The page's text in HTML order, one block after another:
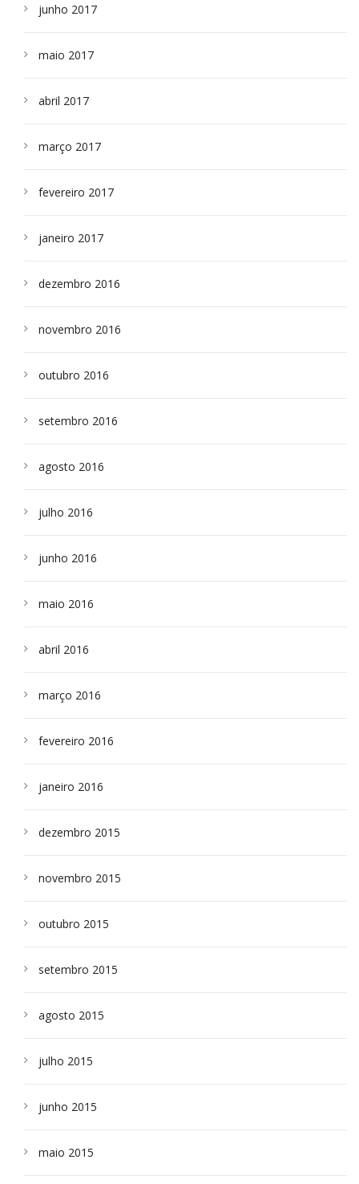
junho 2017
maio 2017
abril 2017
março 2017
fevereiro 2017
janeiro 2017
dezembro 2016
novembro 2016
outubro 2016
setembro 2016
agosto 2016
julho 2016
junho 2016
maio 2016
abril 2016
março 2016
fevereiro 2016
janeiro 2016
dezembro 2015
novembro 2015
outubro 2015
setembro 2015
agosto 2015
julho 2015
junho 2015
maio 2015